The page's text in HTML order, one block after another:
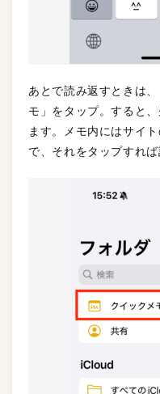
あとで読み返すときは
モ」をタップ。すると
ます。メモ内にはサイ
で、それをタップすれ